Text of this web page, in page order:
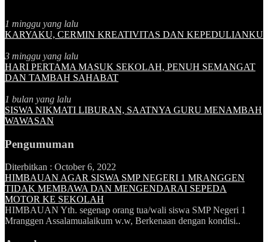
1 minggu yang lalu
KARYAKU, CERMIN KREATIVITAS DAN KEPEDULIANKU
3 minggu yang lalu
HARI PERTAMA MASUK SEKOLAH, PENUH SEMANGAT
DAN TAMBAH SAHABAT
1 bulan yang lalu
SISWA NIKMATI LIBURAN, SAATNYA GURU MENAMBAH
WAWASAN
Pengumuman
Diterbitkan : October 6, 2022
HIMBAUAN AGAR SISWA SMP NEGERI 1 MRANGGEN
TIDAK MEMBAWA DAN MENGENDARAI SEPEDA
MOTOR KE SEKOLAH
HIMBAUAN Yth. segenap orang tua/wali siswa SMP Negeri 1
Mranggen Assalamualaikum w.w, Berkenaan dengan kondisi..